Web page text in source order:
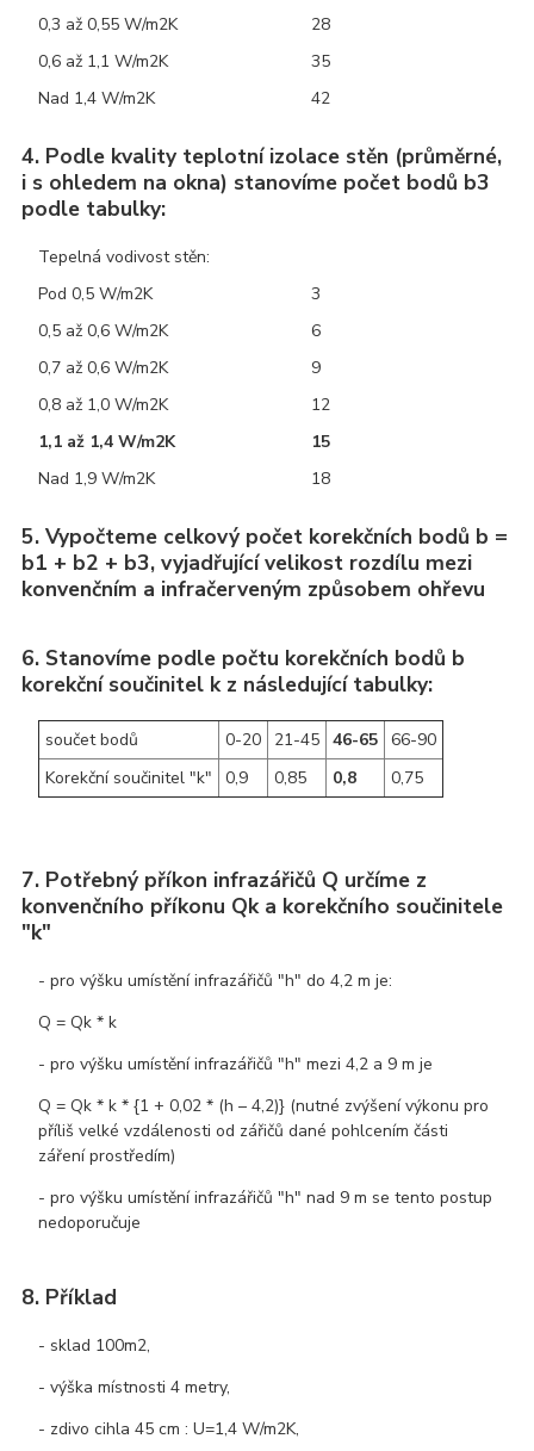
0,3 až 0,55 W/m2K
28
0,6 až 1,1 W/m2K
35
Nad 1,4 W/m2K
42
4. Podle kvality teplotní izolace stěn (průměrné,
i s ohledem na okna) stanovíme počet bodů b3
podle tabulky:
Tepelná vodivost stěn:
Pod 0,5 W/m2K
3
0,5 až 0,6 W/m2K
6
0,7 až 0,6 W/m2K
9
0,8 až 1,0 W/m2K
12
1,1 až 1,4 W/m2K
15
Nad 1,9 W/m2K
18
5. Vypočteme celkový počet korekčních bodů b =
b1 + b2 + b3, vyjadřující velikost rozdílu mezi
konvenčním a infračerveným způsobem ohřevu
6. Stanovíme podle počtu korekčních bodů b
korekční součinitel k z následující tabulky:
součet bodů 0-20 21-45 46-65 66-90
Korekční součinitel "k"
0,9 0,85 0,8 0,75
7. Potřebný příkon infrazářičů Q určíme z
konvenčního příkonu Qk a korekčního součinitele
"k"
- pro výšku umístění infrazářičů "h" do 4,2 m je:
Q = Qk * k
- pro výšku umístění infrazářičů "h" mezi 4,2 a 9 m je
Q = Qk * k * {1 + 0,02 * (h – 4,2)} (nutné zvýšení výkonu pro
příliš velké vzdálenosti od zářičů dané pohlcením části
záření prostředím)
- pro výšku umístění infrazářičů "h" nad 9 m se tento postup
nedoporučuje
8. Příklad
- sklad 100m2,
- výška místnosti 4 metry,
- zdivo cihla 45 cm : U=1,4 W/m2K,